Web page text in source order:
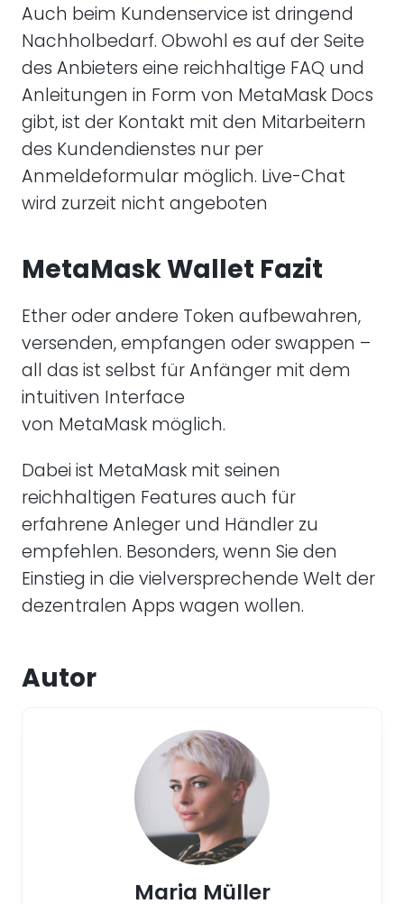
Auch beim Kundenservice ist dringend
Nachholbedarf. Obwohl es auf der Seite
des Anbieters eine reichhaltige FAQ und
Anleitungen in Form von MetaMask Docs
gibt, ist der Kontakt mit den Mitarbeitern
des Kundendienstes nur per
Anmeldeformular möglich. Live-Chat
wird zurzeit nicht angeboten
MetaMask Wallet Fazit
Ether oder andere Token aufbewahren,
versenden, empfangen oder swappen –
all das ist selbst für Anfänger mit dem
intuitiven Interface
von MetaMask möglich.
Dabei ist MetaMask mit seinen
reichhaltigen Features auch für
erfahrene Anleger und Händler zu
empfehlen. Besonders, wenn Sie den
Einstieg in die vielversprechende Welt der
dezentralen Apps wagen wollen.
Autor
Maria Müller